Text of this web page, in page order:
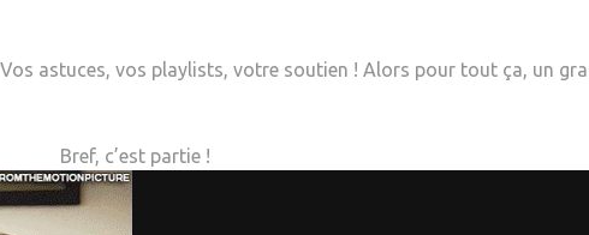
astuces, vos playlists, votre soutien ! Alors pour tout ça, un
Bref, c’est partie !